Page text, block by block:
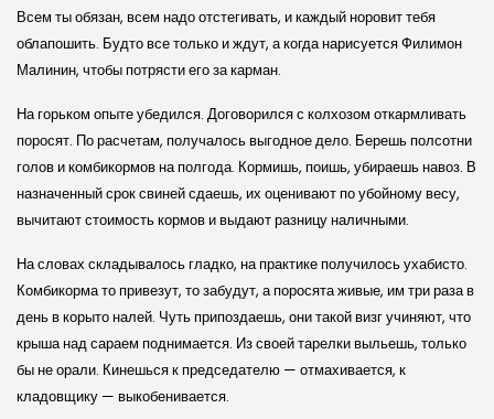
Всем ты обязан, всем надо отстегивать, и каждый норовит тебя
облапошить. Будто все только и ждут, а когда нарисуется Филимон
Малинин, чтобы потрясти его за карман.
На горьком опыте убедился. Договорился с колхозом откармливать
поросят. По расчетам, получалось выгодное дело. Берешь полсотни
голов и комбикормов на полгода. Кормишь, поишь, убираешь навоз. В
назначенный срок свиней сдаешь, их оценивают по убойному весу,
вычитают стоимость кормов и выдают разницу наличными.
На словах складывалось гладко, на практике получилось ухабисто.
Комбикорма то привезут, то забудут, а поросята живые, им три раза в
день в корыто налей. Чуть припоздаешь, они такой визг учиняют, что
крыша над сараем поднимается. Из своей тарелки выльешь, только
бы не орали. Кинешься к председателю — отмахивается, к
кладовщику — выкобенивается.